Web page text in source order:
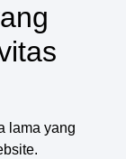
lama yang